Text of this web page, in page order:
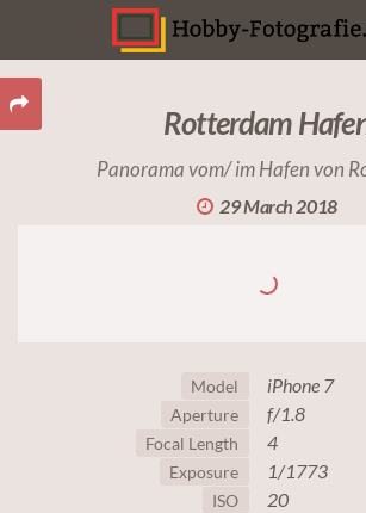
Rotterdam
Panorama vom/ im Hafen von
29 March 2018
Model iPhone 7
Aperture f/1.8
Focal Length 4
Exposure 1/1773
ISO 20